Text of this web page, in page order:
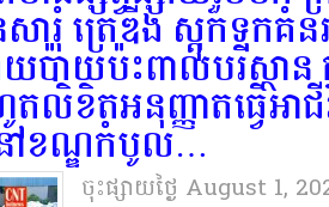
ារុំ ត្រេឌីង ស្តុកទុក
យប៉ាយប៉ះពាល់បរិស្ថា
ខិតអនុញ្ញាតធ្វើអ
ៅខណ្ឌកំបូល…
ចុះផ្សាយថ្ងៃ​ August 1,